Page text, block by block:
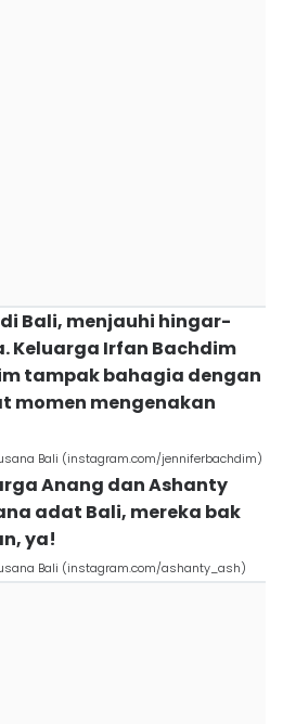
Bali, menjauhi hingar-
Keluarga Irfan Bachdim
tampak bahagia dengan
momen mengenakan
Bali (instagram.com/jenniferbachdim)
Anang dan Ashanty
adat Bali, mereka bak
ya!
Bali (instagram.com/ashanty_ash)